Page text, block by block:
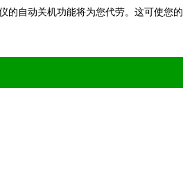
的自动关机功能将为您代劳。这可使您的